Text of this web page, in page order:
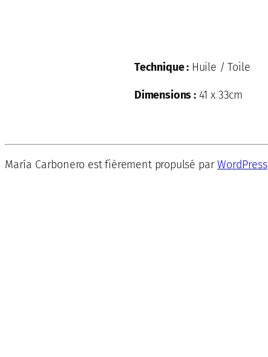
Technique : Huile / Toile
Dimensions :41 x 33cm
María Carbonero est fièrement propulsé parWordPress